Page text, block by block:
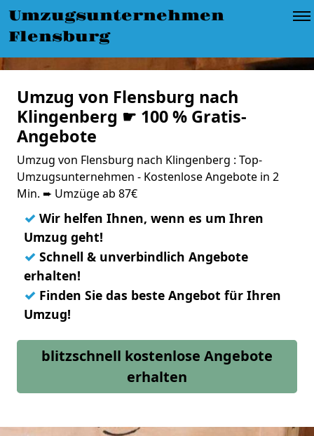
Umzugsunternehmen
Flensburg
Umzug von Flensburg nach
Klingenberg ☛ 100 % Gratis-
Angebote
Umzug von Flensburg nach Klingenberg : Top-
Umzugsunternehmen - Kostenlose Angebote in 2
Min. ➨ Umzüge ab 87€
✓ Wir helfen Ihnen, wenn es um Ihren
Umzug geht!
✓ Schnell & unverbindlich Angebote
erhalten!
✓ Finden Sie das beste Angebot für Ihren
Umzug!
blitzschnell kostenlose Angebote
erhalten